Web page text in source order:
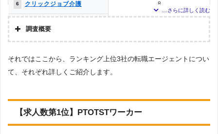
6 クリックジョブ介護 8
メドフィット
お仕事委員会 Produced by
エルユーエス
11
メディカル・コンシェルジ
0
調査概要
株式会社アドバンスフロー
調査対象とした転職エージェントについて
それではここから、ランキング上位3社の転職エージェントについ
て、それぞれ詳しくご紹介します。
【求人数第1位】PTOTSTワーカー